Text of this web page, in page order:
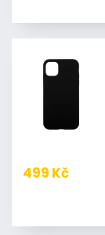
499 Kč